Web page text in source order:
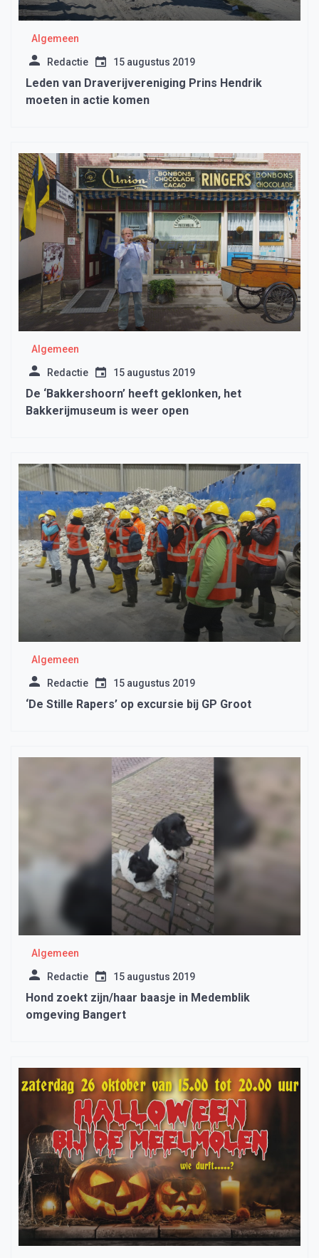
Algemeen
Redactie 15 augustus 2019
Leden van Draverijvereniging Prins Hendrik
moeten in actie komen
Algemeen
Redactie 15 augustus 2019
De ‘Bakkershoorn’ heeft geklonken, het
Bakkerijmuseum is weer open
Algemeen
Redactie 15 augustus 2019
‘De Stille Rapers’ op excursie bij GP Groot
Algemeen
Redactie 15 augustus 2019
Hond zoekt zijn/haar baasje in Medemblik
omgeving Bangert